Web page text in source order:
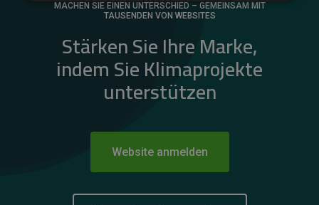
MACHEN SIE EINEN UNTERSCHIED – GEMEINSAM MIT
TAUSENDEN VON WEBSITES
Stärken Sie Ihre Marke,
indem Sie Klimaprojekte
unterstützen
Website anmelden